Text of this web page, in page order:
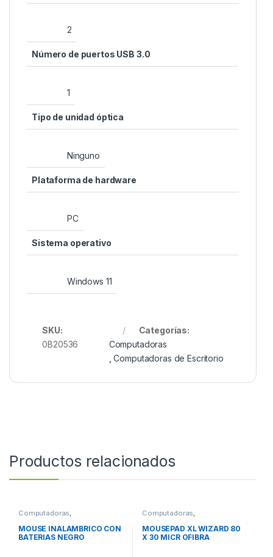
‎2
Número de puertos USB 3.0
‎1
Tipo de unidad óptica
‎Ninguno
Plataforma de hardware
‎PC
Sistema operativo
‎Windows 11
SKU:
0B20536
Categorías:
Computadoras
,Computadoras de Escritorio
Productos relacionados
Computadoras,
MOUSE INALAMBRICO CON
BATERIAS NEGRO
Computadoras,
MOUSEPAD XL WIZARD 80
X 30 MICR OFIBRA